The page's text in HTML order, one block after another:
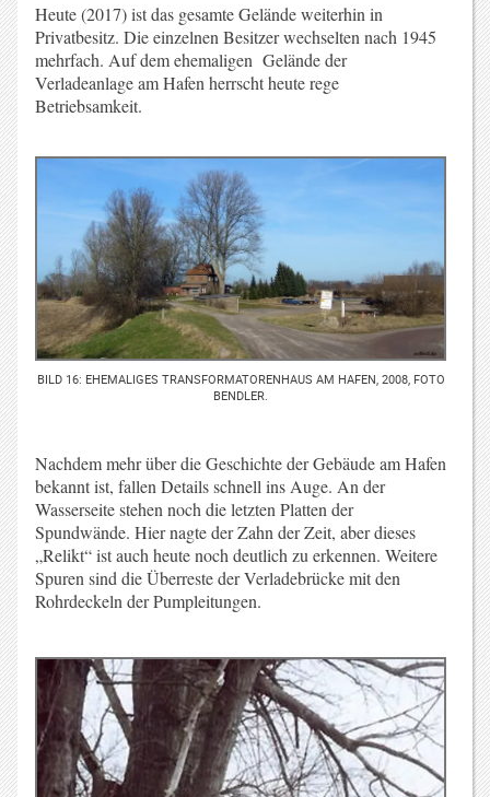
Heute (2017) ist das gesamte Gelände weiterhin in
Privatbesitz. Die einzelnen Besitzer wechselten nach 1945
mehrfach. Auf dem ehemaligen Gelände der
Verladeanlage am Hafen herrscht heute rege
Betriebsamkeit.
BILD 16: EHEMALIGES TRANSFORMATORENHAUS AM HAFEN, 2008, FOTO
BENDLER.
Nachdem mehr über die Geschichte der Gebäude am Hafen
bekannt ist, fallen Details schnell ins Auge. An der
Wasserseite stehen noch die letzten Platten der
Spundwände. Hier nagte der Zahn der Zeit, aber dieses
„Relikt“ ist auch heute noch deutlich zu erkennen. Weitere
Spuren sind die Überreste der Verladebrücke mit den
Rohrdeckeln der Pumpleitungen.